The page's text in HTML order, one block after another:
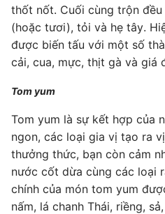
thốt nốt. Cuối cùng trộn
(hoặc tươi), tỏi và hẹ tây.
được biến tấu với một số
cải, cua, mực, thịt gà và giá
Tom yum
Tom yum là sự kết hợp của
ngon, các loại gia vị tạo ra
thưởng thức, bạn còn cảm
nước cốt dừa cùng các loại
chính của món tom yum
nấm, lá chanh Thái, riềng,